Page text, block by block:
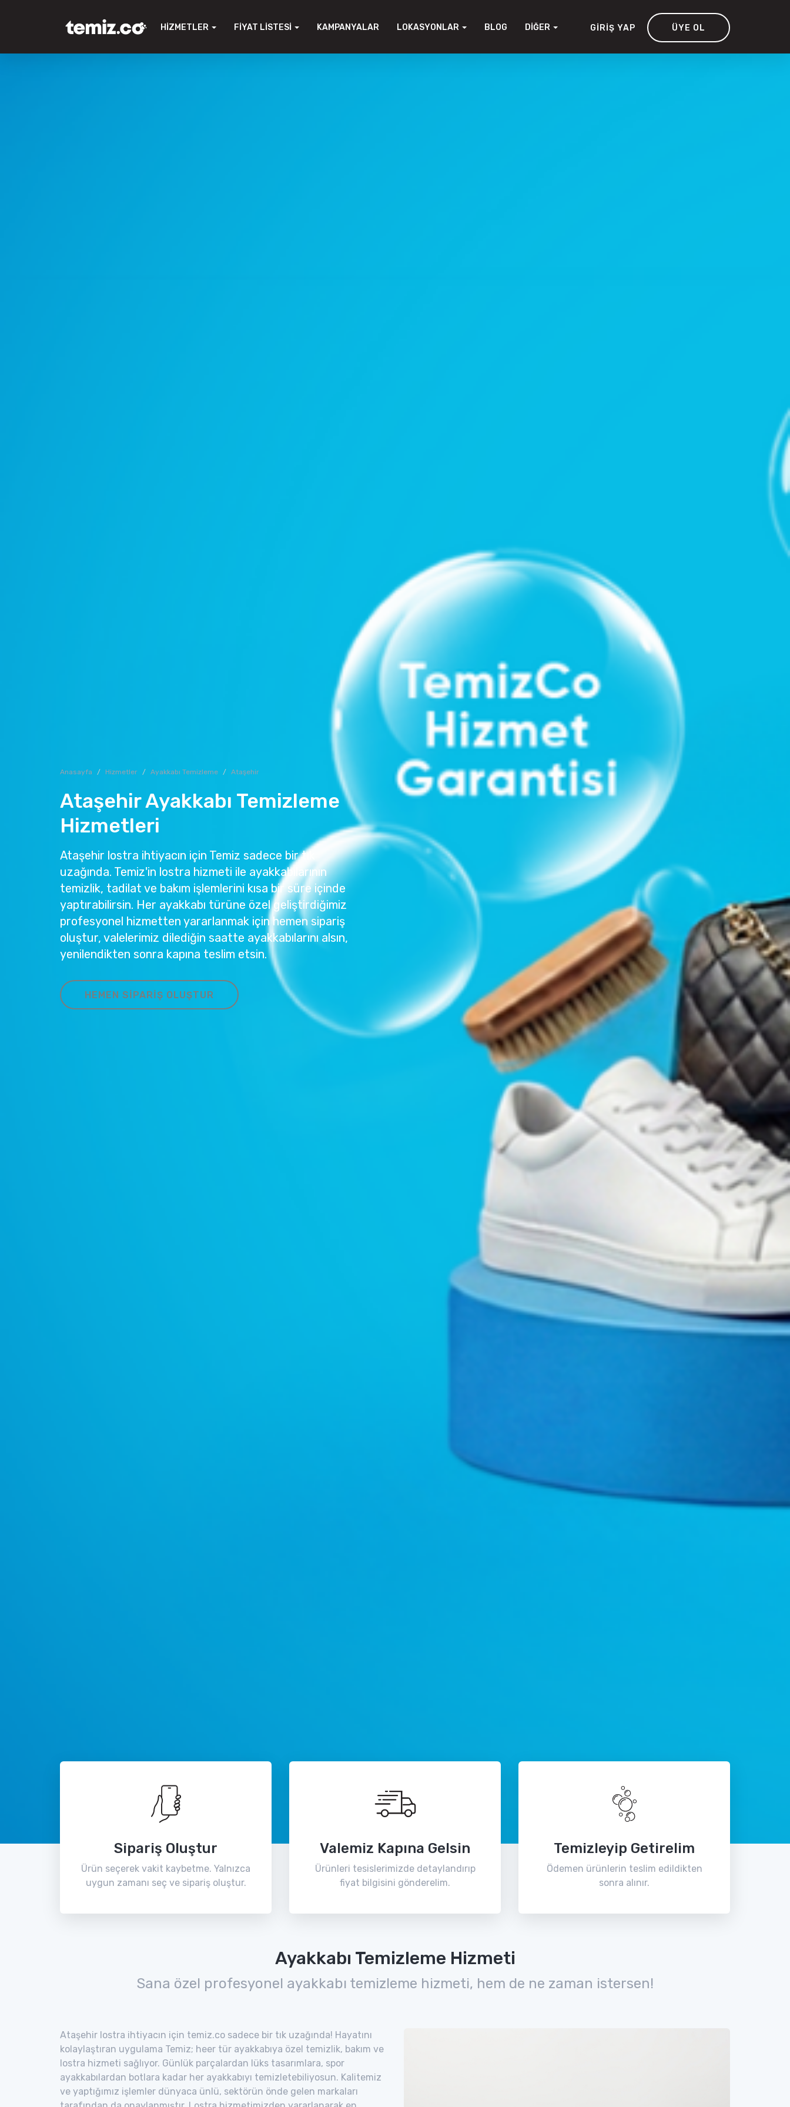
HIZMETLER FIYAT LISTESI KAMPANYALAR LOKASYONLAR BLOG DIĞER GIRIŞ YAP ÜYE OL
Anasayfa Hizmetler Ayakkabı Temizleme Ataşehir
Ataşehir Ayakkabı Temizleme
Hizmetleri
Ataşehir lostra ihtiyacın için Temiz sadece bir tık
uzağında. Temiz'in lostra hizmeti ile ayakkabılarının
temizlik, tadilat ve bakım işlemlerini kısa bir süre içinde
yaptırabilirsin. Her ayakkabı türüne özel geliştirdiğimiz
profesyonel hizmetten yararlanmak için hemen sipariş
oluştur, valelerimiz dilediğin saatte ayakkabılarını alsın,
yenilendikten sonra kapına teslim etsin.
HEMEN SIPARIŞ OLUŞTUR
Sipariş Oluştur
Ürün seçerek vakit kaybetme. Yalnızca
uygun zamanı seç ve sipariş oluştur.
Valemiz Kapına Gelsin
Ürünleri tesislerimizde detaylandırıp
fiyat bilgisini gönderelim.
Temizleyip Getirelim
Ödemen ürünlerin teslim edildikten
sonra alınır.
Ayakkabı Temizleme Hizmeti
Sana özel profesyonel ayakkabı temizleme hizmeti, hem de ne zaman istersen!
Ataşehir lostra ihtiyacın için temiz.co sadece bir tık uzağında! Hayatını
kolaylaştıran uygulama Temiz; heer tür ayakkabıya özel temizlik, bakım ve
lostra hizmeti sağlıyor. Günlük parçalardan lüks tasarımlara, spor
ayakkabılardan botlara kadar her ayakkabıyı temizletebiliyosun. Kalitemiz
ve yaptığımız işlemler dünyaca ünlü, sektörün önde gelen markaları